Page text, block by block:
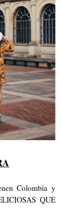
Colombia y
QUE